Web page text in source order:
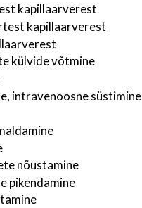
kapillaarverest
kapillaarverest
külvide võtmine
intravenoosne süstimine
nõustamine
pikendamine